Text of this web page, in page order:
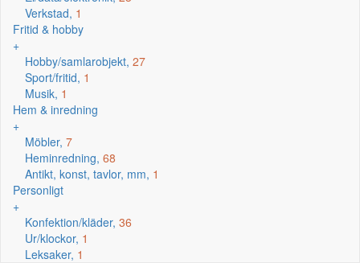
Verkstad, 1
Fritid & hobby
+
Hobby/samlarobjekt, 27
Sport/fritid, 1
Musik, 1
Hem & inredning
+
Möbler, 7
Heminredning, 68
Antikt, konst, tavlor, mm, 1
Personligt
+
Konfektion/kläder, 36
Ur/klockor, 1
Leksaker, 1